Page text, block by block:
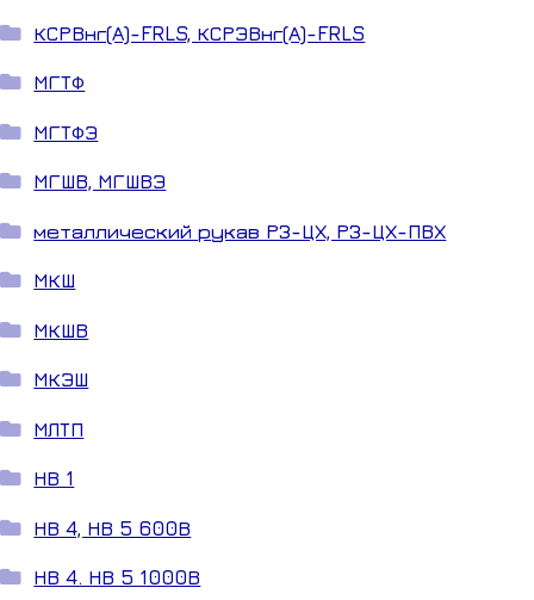
КСРВнг(А)-FRLS, КСРЭВнг(А)-FRLS
МГТФ
МГТФЭ
МГШВ, МГШВЭ
металлический рукав РЗ-ЦХ, РЗ-ЦХ-ПВХ
МКШ
МКШВ
МКЭШ
МЛТП
НВ 1
НВ 4, НВ 5 600В
НВ 4. НВ 5 1000В